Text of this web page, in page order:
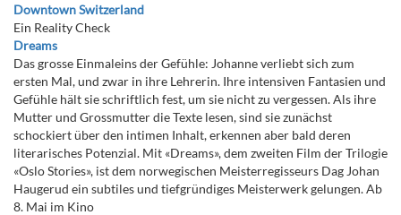
Downtown Switzerland
Ein Reality Check
Dreams
Das grosse Einmaleins der Gefühle: Johanne verliebt sich zum
ersten Mal, und zwar in ihre Lehrerin. Ihre intensiven Fantasien und
Gefühle hält sie schriftlich fest, um sie nicht zu vergessen. Als ihre
Mutter und Grossmutter die Texte lesen, sind sie zunächst
schockiert über den intimen Inhalt, erkennen aber bald deren
literarisches Potenzial. Mit «Dreams», dem zweiten Film der Trilogie
«Oslo Stories», ist dem norwegischen Meisterregisseurs Dag Johan
Haugerud ein subtiles und tiefgründiges Meisterwerk gelungen. Ab
8. Mai im Kino